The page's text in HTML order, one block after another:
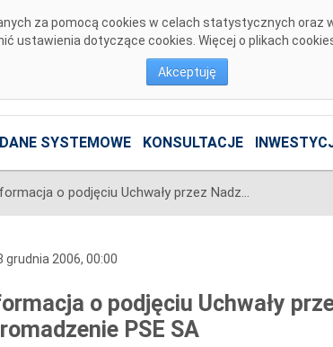
za pomocą cookies w celach statystycznych oraz
ustawienia dotyczące cookies. Więcej o plikach
Akceptuję
DANE SYSTEMOWE KONSULTACJE
Informacja o podjęciu Uchwały przez Nadzwyczajne Walne Zgromadzenie PSE SA
grudnia 2006, 00:00
o podjęciu Uchwały
PSE SA